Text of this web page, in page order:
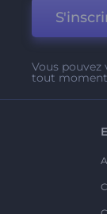
Vous pouvez
tout